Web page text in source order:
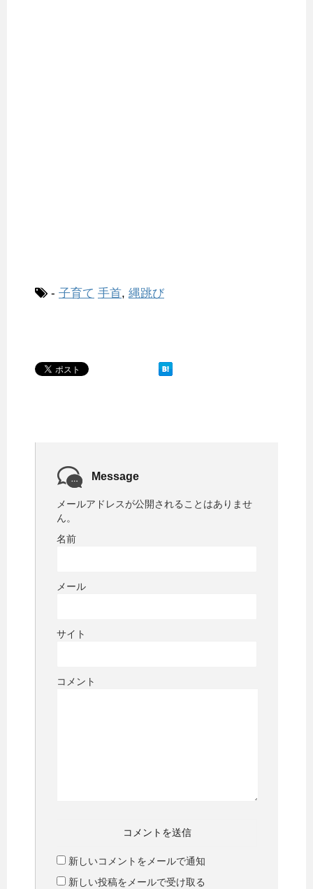
- 子育て 手首, 縄跳び
Message
メールアドレスが公開されることはありませ
ん。
名前
メール
サイト
コメント
新しいコメントをメールで通知
新しい投稿をメールで受け取る